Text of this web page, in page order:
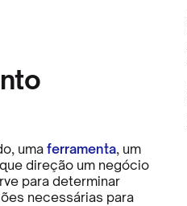
umaferramenta, um
direção um negócio
para determinar
necessárias para